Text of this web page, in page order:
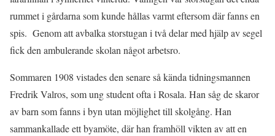
rummet i gårdarna som kunde hållas varmt eftersom där fanns en
spis. Genom att avbalka storstugan i två delar med hjälp av segel
fick den ambulerande skolan något arbetsro.
Sommaren 1908 vistades den senare så kända tidningsmannen
Fredrik Valros, som ung student ofta i Rosala. Han såg de skaror
av barn som fanns i byn utan möjlighet till skolgång. Han
sammankallade ett byamöte, där han framhöll vikten av att en